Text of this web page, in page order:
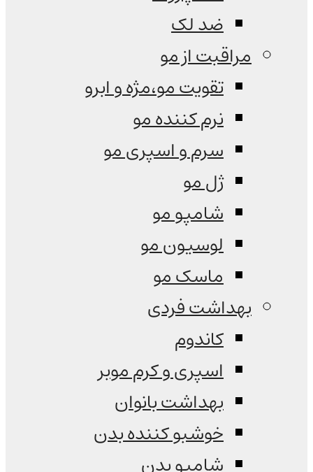
ضد لک
مراقبت از مو
تقویت مو،مژه و ابرو
نرم کننده مو
سرم و اسپری مو
ژل مو
شامپو مو
لوسیون مو
ماسک مو
بهداشت فردی
کاندوم
اسپری و کرم موبر
بهداشت بانوان
خوشبو کننده بدن
شامپو بدن